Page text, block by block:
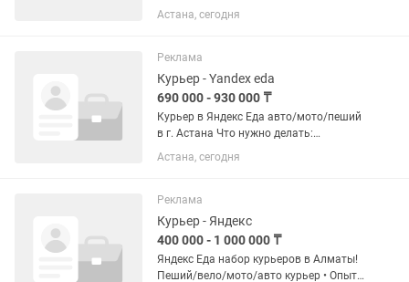
товар по программе 1с, выставлять
товар, контролировать сроки,
ответственность, честность...
Астана, сегодня
Реклама
Курьер - Yandex eda
690 000 - 930 000 ₸
Курьер в Яндекс Еда авто/мото/пеший
в г. Астана Что нужно делать:
•Получать заказы в приложении и
доставлять клиентам. •Поддерживать
Условия: •Гибкий график:...
Астана, сегодня
Реклама
Курьер - Яндекс
400 000 - 1 000 000 ₸
Яндекс Еда набор курьеров в Алматы!
Пеший/вело/мото/авто курьер • Опыт